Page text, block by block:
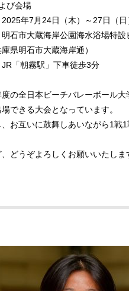
び会場
年7月24日（木）～27日（日
市大蔵海岸公園海水浴場特設
県明石市大蔵海岸通）
駅」下車徒歩3分
の全日本ビーチバレーボール
できる大会となっています。
お互いに鼓舞しあいながら1戦
どうぞよろしくお願いいたしま